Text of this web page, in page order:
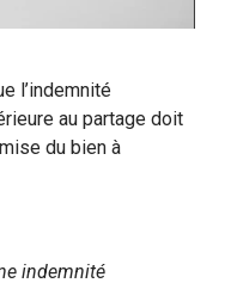
l’indemnité
au partage doit
du bien à
indemnité